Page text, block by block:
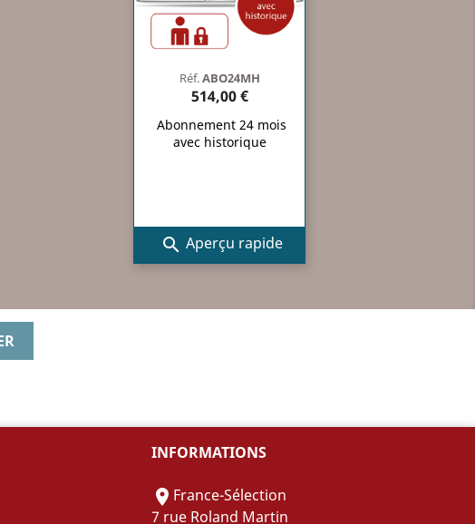
Réf.ABO24MH
514,00 €
Abonnement 24 mois
avec historique
 Aperçu rapide
INFORMATIONS
 France-Sélection
7 rue Roland Martin